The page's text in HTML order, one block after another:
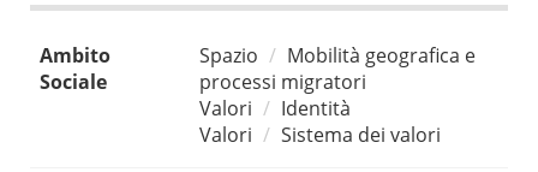
Ambito
Sociale
Spazio
Mobilità geografica e
processi migratori
Valori
Identità
Valori
Sistema dei valori